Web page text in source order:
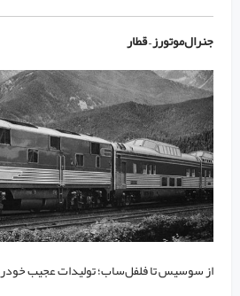
جنرال‌موتورز – قطار
از سوسیس تا فلفل‌ساب؛ تولیدات عجیب